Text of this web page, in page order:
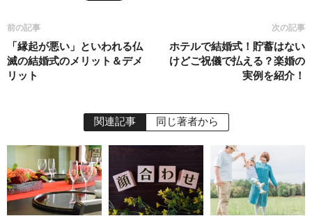
前の記事
「縁起が悪い」といわれる仏
滅の結婚式のメリット＆デメ
リット
次の記事
ホテルで結婚式！貯蓄はない
けどご祝儀で払える？楽婚の
実例を紹介！
関連記事 同じ著者から